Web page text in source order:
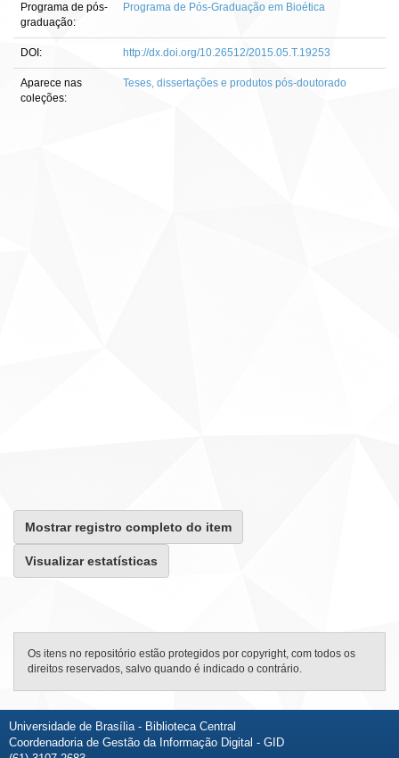
Programa de pós-
graduação:
Programa de Pós-Graduação em Bioética
DOI: http://dx.doi.org/10.26512/2015.05.T.19253
Aparece nas
coleções:
Teses, dissertações e produtos pós-doutorado
Mostrar registro completo do item
Visualizar estatísticas
Os itens no repositório estão protegidos por copyright, com todos os
direitos reservados, salvo quando é indicado o contrário.
Universidade de Brasília - Biblioteca Central
Coordenadoria de Gestão da Informação Digital - GID